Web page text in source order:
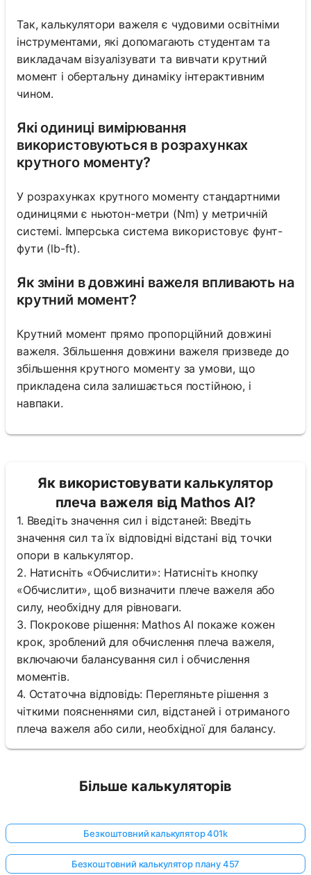
Так, калькулятори важеля є чудовими освітніми
інструментами, які допомагають студентам та
викладачам візуалізувати та вивчати крутний
момент і обертальну динаміку інтерактивним
чином.
Які одиниці вимірювання
використовуються в розрахунках
крутного моменту?
У розрахунках крутного моменту стандартними
одиницями є ньютон-метри (Nm) у метричній
системі. Імперська система використовує фунт-
фути (lb-ft).
Як зміни в довжині важеля впливають на
крутний момент?
Крутний момент прямо пропорційний довжині
важеля. Збільшення довжини важеля призведе до
збільшення крутного моменту за умови, що
прикладена сила залишається постійною, і
навпаки.
Як використовувати калькулятор
плеча важеля від Mathos AI?
1. Введіть значення сил і відстаней: Введіть
значення сил та їх відповідні відстані від точки
опори в калькулятор.
2. Натисніть «Обчислити»: Натисніть кнопку
«Обчислити», щоб визначити плече важеля або
силу, необхідну для рівноваги.
3. Покрокове рішення: Mathos AI покаже кожен
крок, зроблений для обчислення плеча важеля,
включаючи балансування сил і обчислення
моментів.
4. Остаточна відповідь: Перегляньте рішення з
чіткими поясненнями сил, відстаней і отриманого
плеча важеля або сили, необхідної для балансу.
Більше калькуляторів
Безкоштовний калькулятор 401k
Безкоштовний калькулятор плану 457